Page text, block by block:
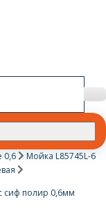
0,6
Мойка L85745L-6